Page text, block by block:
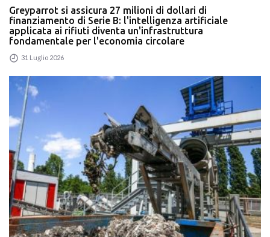
Greyparrot si assicura 27 milioni di dollari di
finanziamento di Serie B: l'intelligenza artificiale
applicata ai rifiuti diventa un'infrastruttura
fondamentale per l'economia circolare
31 Luglio 2026